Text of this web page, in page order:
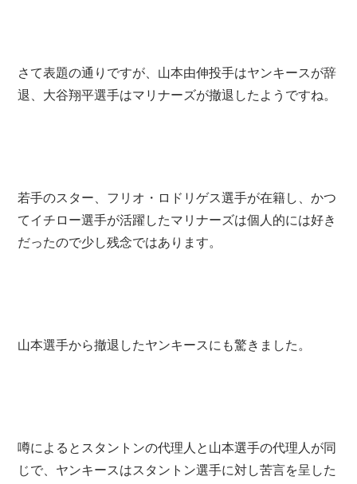
さて表題の通りですが、山本由伸投手はヤンキースが辞
退、大谷翔平選手はマリナーズが撤退したようですね。
若手のスター、フリオ・ロドリゲス選手が在籍し、かつ
てイチロー選手が活躍したマリナーズは個人的には好き
だったので少し残念ではあります。
山本選手から撤退したヤンキースにも驚きました。
噂によるとスタントンの代理人と山本選手の代理人が同
じで、ヤンキースはスタントン選手に対し苦言を呈した